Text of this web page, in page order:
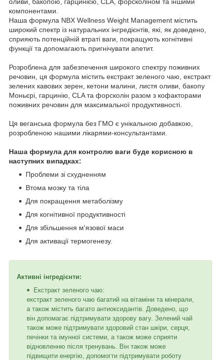
компонентами.
Наша формула NBX Wellness Weight Management містить
широкий спектр із натуральних інгредієнтів, які, як доведено,
сприяють потенційній втраті ваги, покращують когнітивні
функції та допомагають пригнічувати апетит.
Розроблена для забезпечення широкого спектру поживних
речовин, ця формула містить екстракт зеленого чаю, екстракт
зелених кавових зерен, кетони малини, листя оливи, бакопу
Моньєрі, гарцинію, CLA та форсколін разом з кофакторами
поживних речовин для максимальної продуктивності.
Ця веганська формула без ГМО є унікальною добавкою,
розробленою нашими лікарями-консультантами.
Наша формула для контролю ваги буде корисною в
наступних випадках:
Проблеми зі схудненням
Втома мозку та тіла
Для покращення метаболізму
Для когнітивної продуктивності
Для збільшення м'язової маси
Для активації термогенезу.
Активні інгредієнти:
Екстракт зеленого чаю:
екстракт зеленого чаю багатий на вітаміни та мінерали,
а також містить багато антиоксидантів. Доведено, що
він допомагає підтримувати здорову вагу. Зелений чай
також може підтримувати здоровий стан шкіри, серця,
печінки та імунної системи, а також може сприяти
відновленню після тренувань. Він також може
підвищити енергію, допомогти підтримувати роботу